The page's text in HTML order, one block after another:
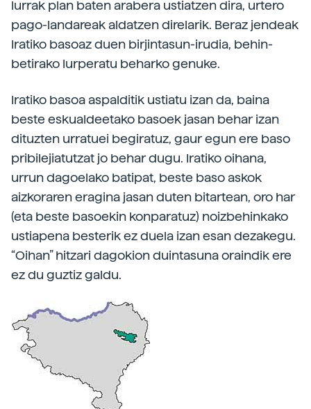
lurrak plan baten arabera ustiatzen dira, urtero
pago-landareak aldatzen direlarik. Beraz jendeak
Iratiko basoaz duen birjintasun-irudia, behin-
betirako lurperatu beharko genuke.
Iratiko basoa aspalditik ustiatu izan da, baina
beste eskualdeetako basoek jasan behar izan
dituzten urratuei begiratuz, gaur egun ere baso
pribilejiatutzat jo behar dugu. Iratiko oihana,
urrun dagoelako batipat, beste baso askok
aizkoraren eragina jasan duten bitartean, oro har
(eta beste basoekin konparatuz) noizbehinkako
ustiapena besterik ez duela izan esan dezakegu.
“Oihan” hitzari dagokion duintasuna oraindik ere
ez du guztiz galdu.